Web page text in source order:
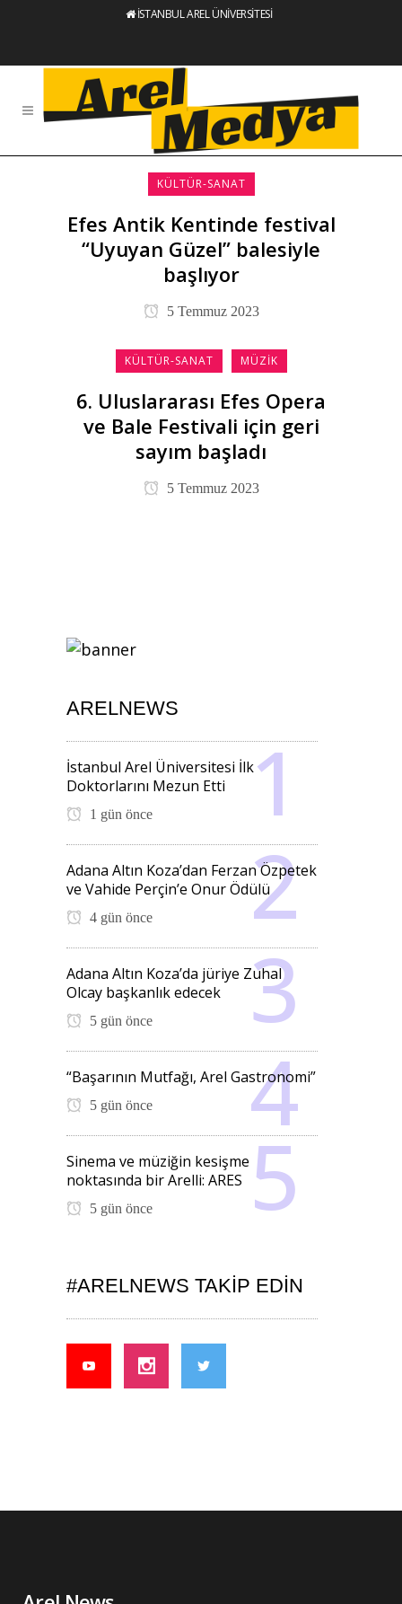
İSTANBUL AREL ÜNİVERSİTESİ
KÜLTÜR-SANAT
Efes Antik Kentinde festival
“Uyuyan Güzel” balesiyle
başlıyor
5 Temmuz 2023
KÜLTÜR-SANAT MÜZIK
6. Uluslararası Efes Opera
ve Bale Festivali için geri
sayım başladı
5 Temmuz 2023
ARELNEWS
İstanbul Arel Üniversitesi İlk
Doktorlarını Mezun Etti
1 gün önce
Adana Altın Koza’dan Ferzan Özpetek
ve Vahide Perçin’e Onur Ödülü
4 gün önce
Adana Altın Koza’da jüriye Zuhal
Olcay başkanlık edecek
5 gün önce
“Başarının Mutfağı, Arel Gastronomi”
5 gün önce
Sinema ve müziğin kesişme
noktasında bir Arelli: ARES
5 gün önce
#ARELNEWS TAKIP EDIN